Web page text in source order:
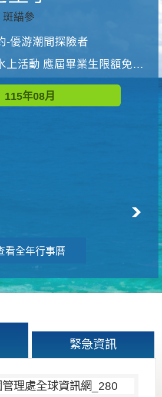
-優游潮間探險者
活動 應屆畢業生限額免費參加
115年08月
看全年行事曆
緊急資訊